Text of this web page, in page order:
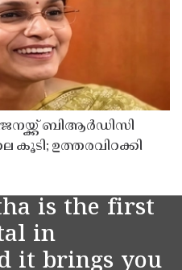
ബിആർഡിസി
ഉത്തരവിറക്കി
is the first
in
it brings you